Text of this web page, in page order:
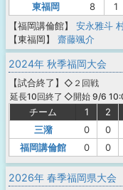
東福岡
8 1
【福岡講倫館】
安永雅斗
【東福岡】
齋藤颯介
2024年 秋季福岡大会
【試合終了 】
延長10回終了
◇２回戦
◇開始 9/6
チーム 1 2
三潴
0 0
福岡講倫館
0 0
2026年 春季福岡県大会